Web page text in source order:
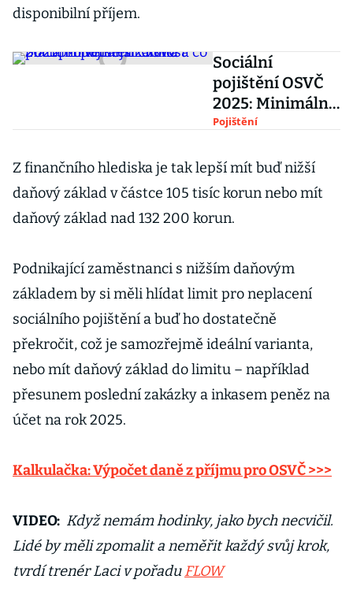
disponibilní příjem.
Sociální
pojištění OSVČ
2025: Minimální
záloha a co platí
činnost
Pojištění
Z finančního hlediska je tak lepší mít buď nižší
daňový základ v částce 105 tisíc korun nebo mít
daňový základ nad 132 200 korun.
Podnikající zaměstnanci s nižším daňovým
základem by si měli hlídat limit pro neplacení
sociálního pojištění a buď ho dostatečně
překročit, což je samozřejmě ideální varianta,
nebo mít daňový základ do limitu – například
přesunem poslední zakázky a inkasem peněz na
účet na rok 2025.
Kalkulačka: Výpočet daně z příjmu pro OSVČ >>>
VIDEO: Když nemám hodinky, jako bych necvičil.
Lidé by měli zpomalit a neměřit každý svůj krok,
tvrdí trenér Laci v pořaduFLOW